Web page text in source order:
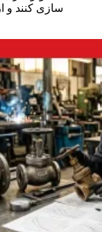
سازی کنند و